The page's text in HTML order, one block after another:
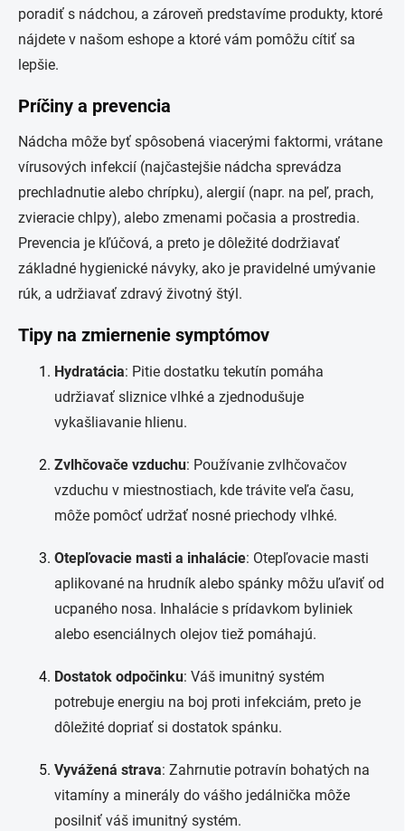
poradiť s nádchou, a zároveň predstavíme produkty, ktoré
nájdete v našom eshope a ktoré vám pomôžu cítiť sa
lepšie.
Príčiny a prevencia
Nádcha môže byť spôsobená viacerými faktormi, vrátane
vírusových infekcií (najčastejšie nádcha sprevádza
prechladnutie alebo chrípku), alergií (napr. na peľ, prach,
zvieracie chlpy), alebo zmenami počasia a prostredia.
Prevencia je kľúčová, a preto je dôležité dodržiavať
základné hygienické návyky, ako je pravidelné umývanie
rúk, a udržiavať zdravý životný štýl.
Tipy na zmiernenie symptómov
Hydratácia: Pitie dostatku tekutín pomáha
udržiavať sliznice vlhké a zjednodušuje
vykašliavanie hlienu.
Zvlhčovače vzduchu: Používanie zvlhčovačov
vzduchu v miestnostiach, kde trávite veľa času,
môže pomôcť udržať nosné priechody vlhké.
Otepľovacie masti a inhalácie: Otepľovacie masti
aplikované na hrudník alebo spánky môžu uľaviť od
ucpaného nosa. Inhalácie s prídavkom byliniek
alebo esenciálnych olejov tiež pomáhajú.
Dostatok odpočinku: Váš imunitný systém
potrebuje energiu na boj proti infekciám, preto je
dôležité dopriať si dostatok spánku.
Vyvážená strava: Zahrnutie potravín bohatých na
vitamíny a minerály do vášho jedálnička môže
posilniť váš imunitný systém.